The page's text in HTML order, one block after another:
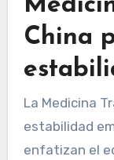
China
La Medicina
estabilidad
enfatizan el